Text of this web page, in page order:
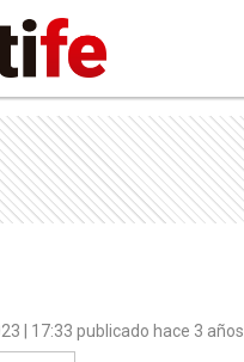
| 17:33 publicado hace 3 años